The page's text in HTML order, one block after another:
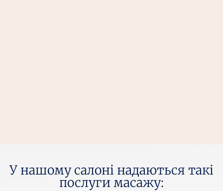
У нашому салоні надаються такі
послуги масажу: